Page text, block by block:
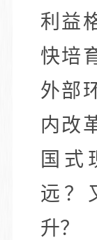
利益
快培
外部
内改
国式
远？
升？